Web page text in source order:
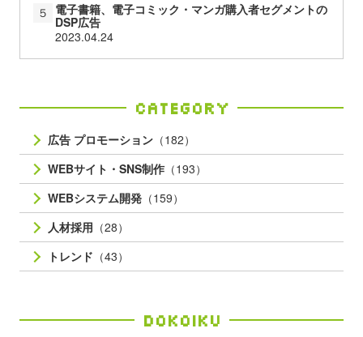
５ 電子書籍、電子コミック・マンガ購入者セグメントの
DSP広告
2023.04.24
Category
広告 プロモーション （182）
WEBサイト・SNS制作 （193）
WEBシステム開発 （159）
人材採用 （28）
トレンド （43）
Dokoiku